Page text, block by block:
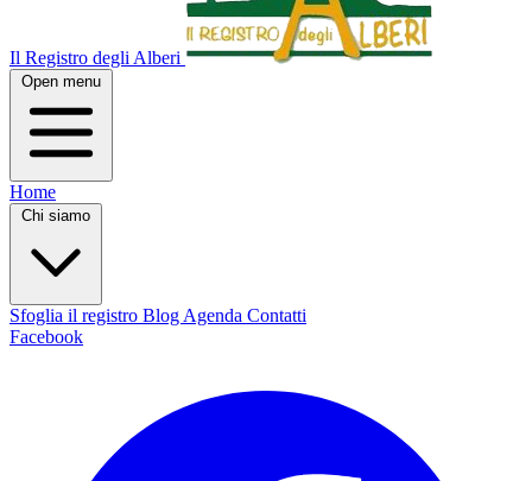
Il Registro degli Alberi
Open menu
Home
Chi siamo
Sfoglia il registro Blog Agenda Contatti
Facebook